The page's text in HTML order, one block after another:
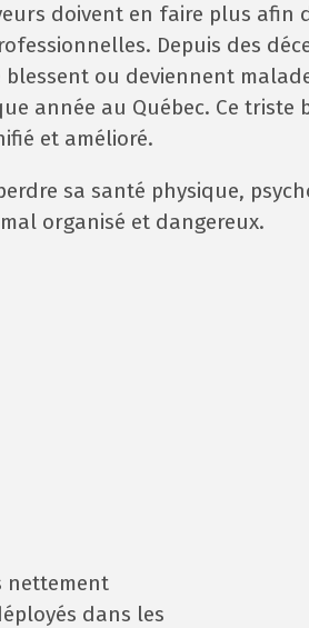
doivent en faire plus afin
Depuis des
ou deviennent
année au Québec. Ce
et amélioré.
sa santé physique,
organisé et dangereux.
nettement
dans les